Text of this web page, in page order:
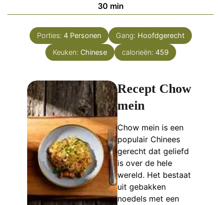
30minuten
min
Porties: 4 Personen Gang: Hoofdgerecht
Keuken: Chinese calorieën: 459
Recept Chow
mein
Chow mein is een
populair Chinees
gerecht dat geliefd
is over de hele
wereld. Het bestaat
uit gebakken
noedels met een